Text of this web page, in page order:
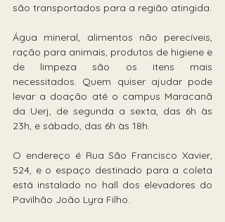
são transportados para a região atingida.
Água mineral, alimentos não perecíveis,
ração para animais, produtos de higiene e
de limpeza são os itens mais
necessitados. Quem quiser ajudar pode
levar a doação até o campus Maracanã
da Uerj, de segunda a sexta, das 6h às
23h, e sábado, das 6h às 18h.
O endereço é Rua São Francisco Xavier,
524, e o espaço destinado para a coleta
está instalado no hall dos elevadores do
Pavilhão João Lyra Filho.